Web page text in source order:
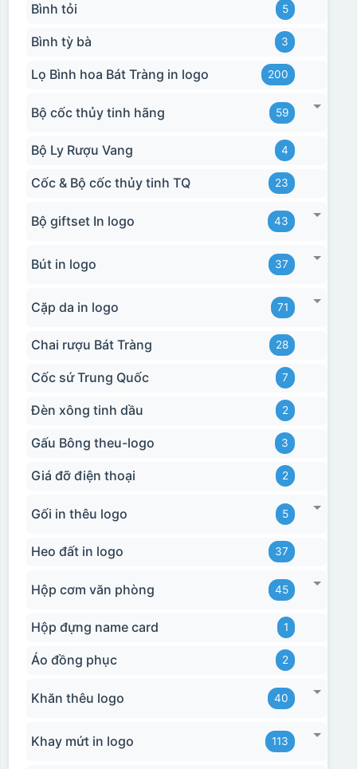
Bình tỏi 5
Bình tỳ bà 3
Lọ Bình hoa Bát Tràng in logo 200
Bộ cốc thủy tinh hãng 59
Bộ Ly Rượu Vang 4
Cốc & Bộ cốc thủy tinh TQ 23
Bộ giftset In logo 43
Bút in logo 37
Cặp da in logo 71
Chai rượu Bát Tràng 28
Cốc sứ Trung Quốc 7
Đèn xông tinh dầu 2
Gấu Bông theu-logo 3
Giá đỡ điện thoại 2
Gối in thêu logo 5
Heo đất in logo 37
Hộp cơm văn phòng 45
Hộp đựng name card 1
Áo đồng phục 2
Khăn thêu logo 40
Khay mứt in logo 113